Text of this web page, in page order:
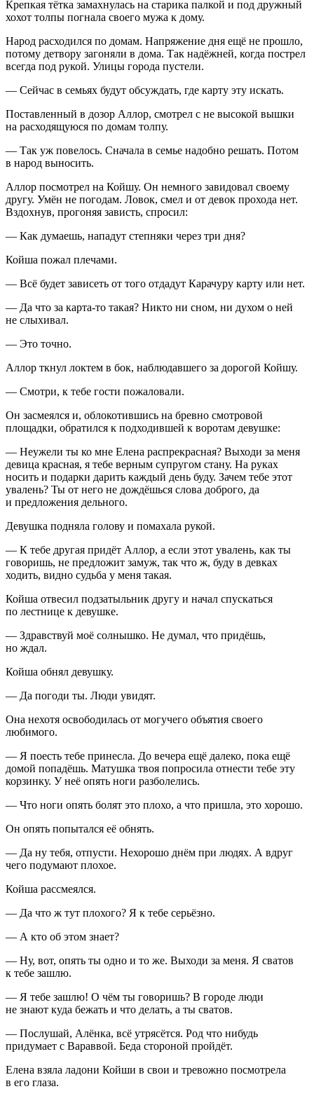
Крепкая тётка замахнулась на старика палкой и под дружный
хохот толпы погнала своего мужа к дому.
Народ расходился по домам. Напряжение дня ещё не прошло,
потому детвору загоняли в дома. Так надёжней, когда пострел
всегда под рукой. Улицы города пустели.
— Сейчас в семьях будут обсуждать, где карту эту искать.
Поставленный в дозор Аллор, смотрел с не высокой вышки
на расходящуюся по домам толпу.
— Так уж повелось. Сначала в семье надобно решать. Потом
в народ выносить.
Аллор посмотрел на Койшу. Он немного завидовал своему
другу. Умён не погодам. Ловок, смел и от девок прохода нет.
Вздохнув, прогоняя зависть, спросил:
— Как думаешь, нападут степняки через три дня?
Койша пожал плечами.
— Всё будет зависеть от того отдадут Карачуру карту или нет.
— Да что за карта-то такая? Никто ни сном, ни духом о ней
не слыхивал.
— Это точно.
Аллор ткнул локтем в бок, наблюдавшего за дорогой Койшу.
— Смотри, к тебе гости пожаловали.
Он засмеялся и, облокотившись на бревно смотровой
площадки, обратился к подходившей к воротам девушке:
— Неужели ты ко мне Елена распрекрасная? Выходи за меня
девица красная, я тебе верным супругом стану. На руках
носить и подарки дарить каждый день буду. Зачем тебе этот
увалень? Ты от него не дождёшься слова доброго, да
и предложения дельного.
Девушка подняла голову и помахала рукой.
— К тебе другая придёт Аллор, а если этот увалень, как ты
говоришь, не предложит замуж, так что ж, буду в девках
ходить, видно судьба у меня такая.
Койша отвесил подзатыльник другу и начал спускаться
по лестнице к девушке.
— Здравствуй моё солнышко. Не думал, что придёшь,
но ждал.
Койша обнял девушку.
— Да погоди ты. Люди увидят.
Она нехотя освободилась от могучего объятия своего
любимого.
— Я поесть тебе принесла. До вечера ещё далеко, пока ещё
домой попадёшь. Матушка твоя попросила отнести тебе эту
корзинку. У неё опять ноги разболелись.
— Что ноги опять болят это плохо, а что пришла, это хорошо.
Он опять попытался её обнять.
— Да ну тебя, отпусти. Нехорошо днём при людях. А вдруг
чего подумают плохое.
Койша рассмеялся.
— Да что ж тут плохого? Я к тебе серьёзно.
— А кто об этом знает?
— Ну, вот, опять ты одно и то же. Выходи за меня. Я сватов
к тебе зашлю.
— Я тебе зашлю! О чём ты говоришь? В городе люди
не знают куда бежать и что делать, а ты сватов.
— Послушай, Алёнка, всё утрясётся. Род что нибудь
придумает с Вараввой. Беда стороной пройдёт.
Елена взяла ладони Койши в свои и тревожно посмотрела
в его глаза.